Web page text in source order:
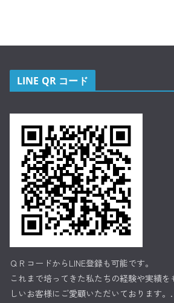
LINE QR コード
ＱＲコードからLINE登録も可能です。
これまで培ってきた私たちの経験や実績を
しいお客様にご愛顧いただいております。.